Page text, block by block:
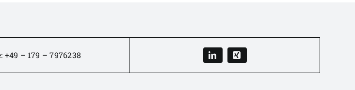
+49 – 179 – 7976238